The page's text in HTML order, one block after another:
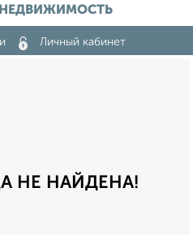
Личный кабинет
НЕ НАЙДЕНА!